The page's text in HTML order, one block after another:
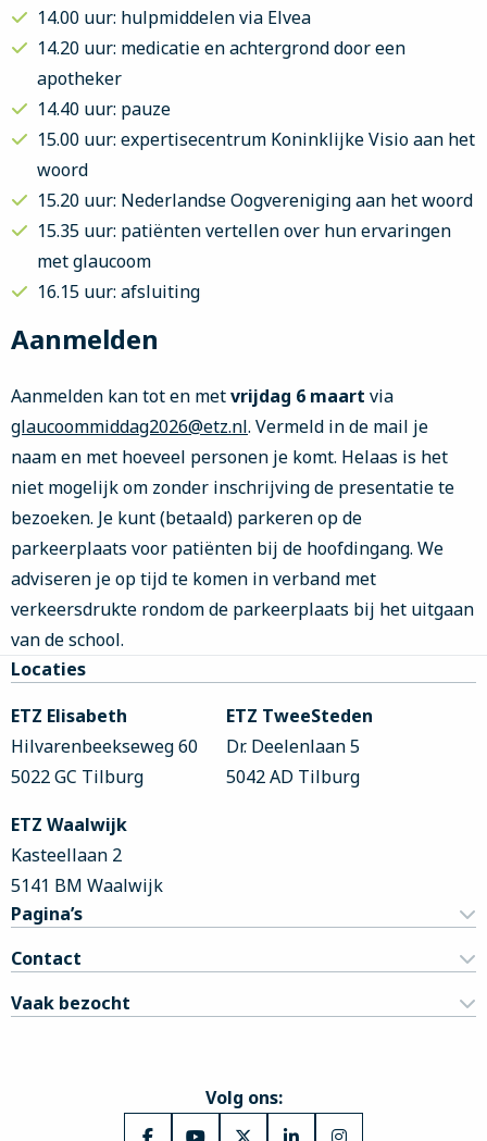
14.00 uur: hulpmiddelen via Elvea
14.20 uur: medicatie en achtergrond door een
apotheker
14.40 uur: pauze
15.00 uur: expertisecentrum Koninklijke Visio aan het
woord
15.20 uur: Nederlandse Oogvereniging aan het woord
15.35 uur: patiënten vertellen over hun ervaringen
met glaucoom
16.15 uur: afsluiting
Aanmelden
Aanmelden kan tot en metvrijdag 6 maart via
glaucoommiddag2026@etz.nl. Vermeld in de mail je
naam en met hoeveel personen je komt. Helaas is het
niet mogelijk om zonder inschrijving de presentatie te
bezoeken. Je kunt (betaald) parkeren op de
parkeerplaats voor patiënten bij de hoofdingang. We
adviseren je op tijd te komen in verband met
verkeersdrukte rondom de parkeerplaats bij het uitgaan
van de school.
Site
footer
Locaties
ETZ Elisabeth
Hilvarenbeekseweg 60
5022 GC Tilburg
ETZ TweeSteden
Dr. Deelenlaan 5
5042 AD Tilburg
ETZ Waalwijk
Kasteellaan 2
5141 BM Waalwijk
Pagina’s
Contact
Vaak bezocht
Volg ons: